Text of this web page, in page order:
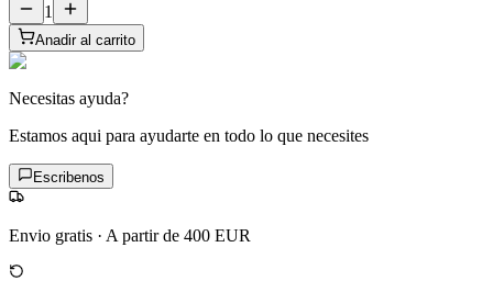
1
Anadir al carrito
Necesitas ayuda?
Estamos aqui para ayudarte en todo lo que necesites
Escribenos
Envio gratis · A partir de 400 EUR